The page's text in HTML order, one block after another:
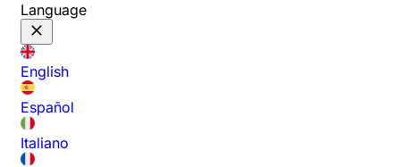
Language
English
Español
Italiano